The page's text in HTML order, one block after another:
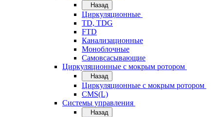
Назад
Циркуляционные
TD, TDG
FTD
Канализационные
Моноблочные
Самовсасывающие
Циркуляционные с мокрым ротором
Назад
Циркуляционные с мокрым ротором
CMS(L)
Системы управления
Назад